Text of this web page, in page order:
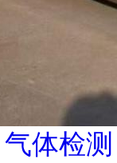
气体检测